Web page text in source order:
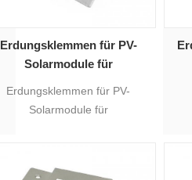
Erdungsklemmen für PV-
Solarmodule für
Erdungsklemmen für PV-
Solarmodule für